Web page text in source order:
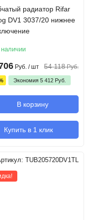
радиатор Rifar
DV1 3037/20 нижнее
Руб. / шт 54 118 Руб.
Экономия 5 412 Руб.
В корзину
Купить в 1 клик
TUB205720DV1TL